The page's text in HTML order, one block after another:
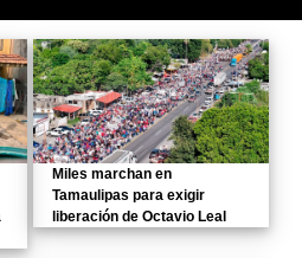
Miles marchan en
Tamaulipas para exigir
liberación de Octavio Leal